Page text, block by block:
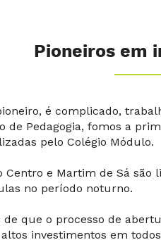
Pioneiros em
é complicado,
de Pedagogia, fomos a
pelo Colégio Módulo.
Centro e Martim de Sá
no período noturno.
de que o processo de
investimentos em